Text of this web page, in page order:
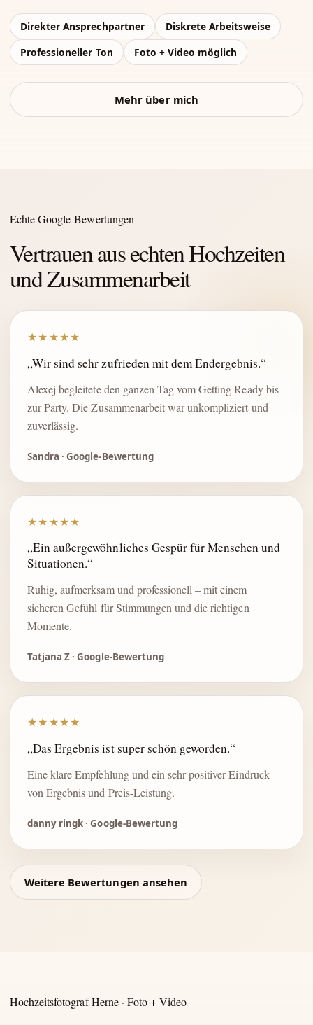
Direkter Ansprechpartner
Diskrete Arbeitsweise
Professioneller Ton
Foto + Video möglich
Mehr über mich
Echte Google-Bewertungen
Vertrauen aus echten Hochzeiten
und Zusammenarbeit
★★★★★
„Wir sind sehr zufrieden mit dem Endergebnis.“
Alexej begleitete den ganzen Tag vom Getting Ready bis
zur Party. Die Zusammenarbeit war unkompliziert und
zuverlässig.
Sandra · Google-Bewertung
★★★★★
„Ein außergewöhnliches Gespür für Menschen und
Situationen.“
Ruhig, aufmerksam und professionell – mit einem
sicheren Gefühl für Stimmungen und die richtigen
Momente.
Tatjana Z · Google-Bewertung
★★★★★
„Das Ergebnis ist super schön geworden.“
Eine klare Empfehlung und ein sehr positiver Eindruck
von Ergebnis und Preis-Leistung.
danny ringk · Google-Bewertung
Weitere Bewertungen ansehen
Hochzeitsfotograf Herne · Foto + Video